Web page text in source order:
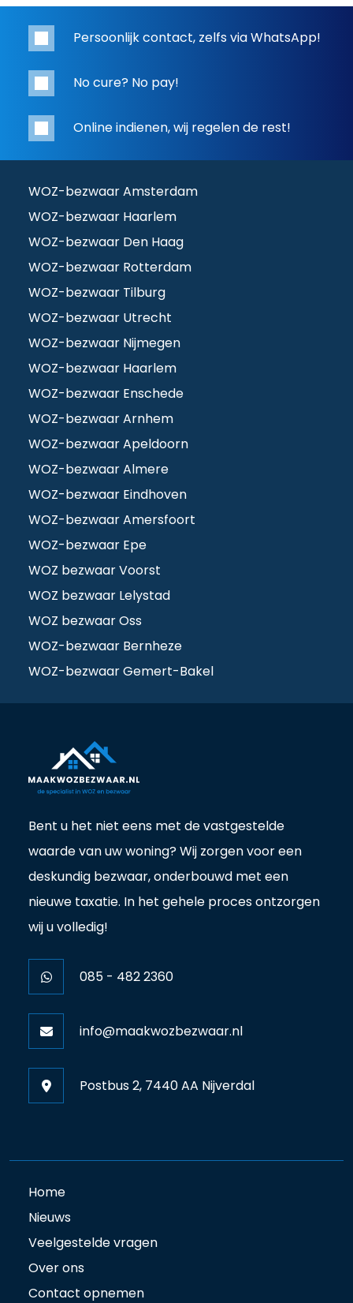
Persoonlijk contact, zelfs via WhatsApp!
No cure? No pay!
Online indienen, wij regelen de rest!
WOZ-bezwaar Amsterdam
WOZ-bezwaar Haarlem
WOZ-bezwaar Den Haag
WOZ-bezwaar Rotterdam
WOZ-bezwaar Tilburg
WOZ-bezwaar Utrecht
WOZ-bezwaar Nijmegen
WOZ-bezwaar Haarlem
WOZ-bezwaar Enschede
WOZ-bezwaar Arnhem
WOZ-bezwaar Apeldoorn
WOZ-bezwaar Almere
WOZ-bezwaar Eindhoven
WOZ-bezwaar Amersfoort
WOZ-bezwaar Epe
WOZ bezwaar Voorst
WOZ bezwaar Lelystad
WOZ bezwaar Oss
WOZ-bezwaar Bernheze
WOZ-bezwaar Gemert-Bakel
Bent u het niet eens met de vastgestelde
waarde van uw woning? Wij zorgen voor een
deskundig bezwaar, onderbouwd met een
nieuwe taxatie. In het gehele proces ontzorgen
wij u volledig!
085 - 482 2360
info@maakwozbezwaar.nl
Postbus 2, 7440 AA Nijverdal
Home
Nieuws
Veelgestelde vragen
Over ons
Contact opnemen